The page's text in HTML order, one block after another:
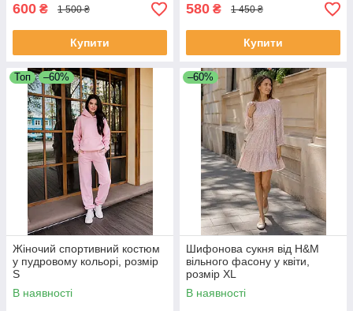
600 ₴ 1 500 ₴
Купити
580 ₴ 1 450 ₴
Купити
Топ –60%
Жіночий спортивний костюм
у пудровому кольорі, розмір
S
В наявності
–60%
Шифонова сукня від H&M
вільного фасону у квіти,
розмір XL
В наявності